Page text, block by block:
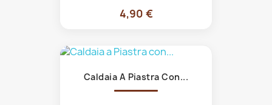
4,90 €
Caldaia A Piastra Con...